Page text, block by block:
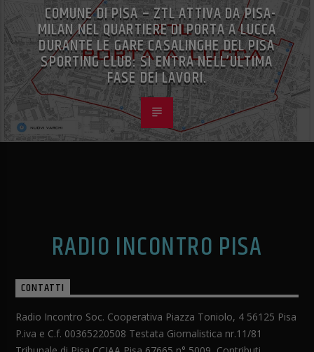
COMUNE DI PISA – ZTL ATTIVA DA PISA-
MILAN NEL QUARTIERE DI PORTA A LUCCA
DURANTE LE GARE CASALINGHE DEL PISA
SPORTING CLUB: SI ENTRA NELL’ULTIMA
FASE DEI LAVORI.
RADIO INCONTRO PISA
CONTATTI
Radio Incontro Soc. Cooperativa Piazza Toniolo, 4 56125 Pisa
P.iva e C.f. 00365220508 Testata Giornalistica nr.11/81